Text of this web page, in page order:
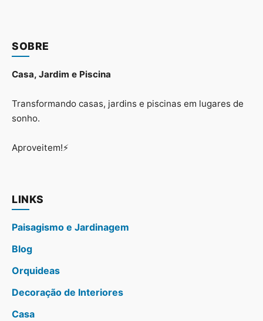
SOBRE
Casa, Jardim e Piscina
Transformando casas, jardins e piscinas em lugares de
sonho.
Aproveitem!⚡
LINKS
Paisagismo e Jardinagem
Blog
Orquideas
Decoração de Interiores
Casa